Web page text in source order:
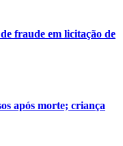
fraude em licitação de
após morte; criança